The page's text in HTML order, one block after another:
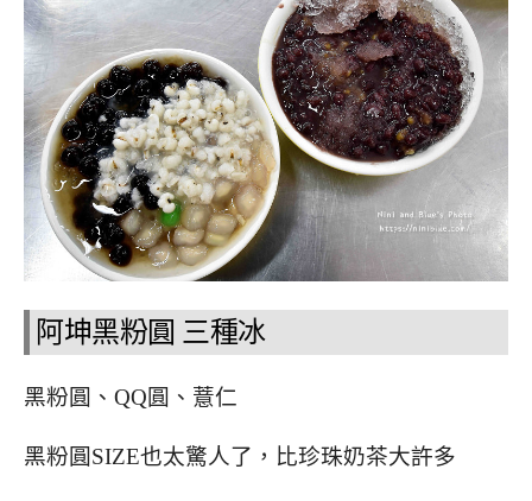
阿坤黑粉圓 三種冰
黑粉圓、QQ圓、薏仁
黑粉圓SIZE也太驚人了，比珍珠奶茶大許多